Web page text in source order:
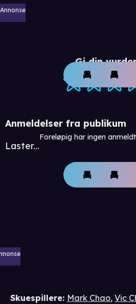
Annonse
Gi din
Anmeldelser fra publikum
Laster...
Foreløpig har ingen
Skuespillere: Mark Chao, Vic